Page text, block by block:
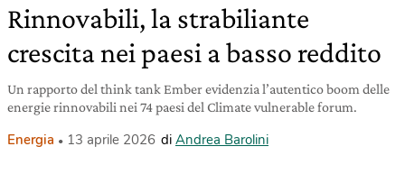
Rinnovabili, la strabiliante
crescita nei paesi a basso reddito
Un rapporto del think tank Ember evidenzia l’autentico boom delle
energie rinnovabili nei 74 paesi del Climate vulnerable forum.
Energia 13 aprile 2026 di Andrea Barolini